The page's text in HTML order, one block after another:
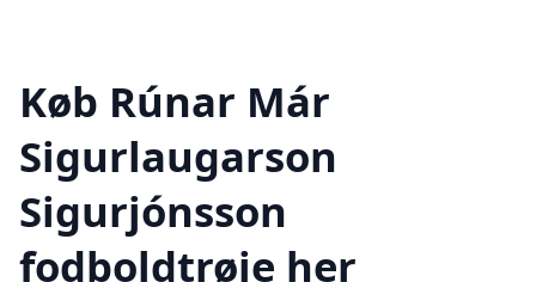
Køb Rúnar Már
Sigurlaugarson
Sigurjónsson
fodboldtrøje her